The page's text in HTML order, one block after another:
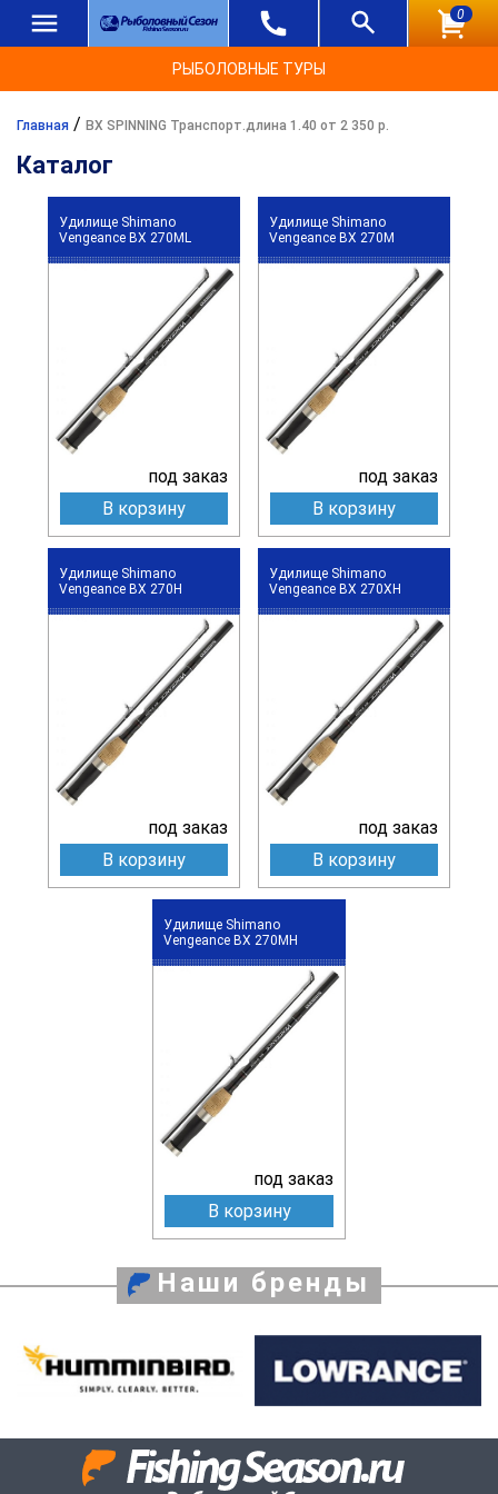
0
РЫБОЛОВНЫЕ ТУРЫ
Главная / BX SPINNING Транспорт.длина 1.40 от 2 350 р.
Каталог
Удилище Shimano
Vengeance BX 270ML
под заказ
В корзину
Удилище Shimano
Vengeance BX 270M
под заказ
В корзину
Удилище Shimano
Vengeance BX 270H
под заказ
В корзину
Удилище Shimano
Vengeance BX 270XH
под заказ
В корзину
Удилище Shimano
Vengeance BX 270MH
под заказ
В корзину
Наши бренды